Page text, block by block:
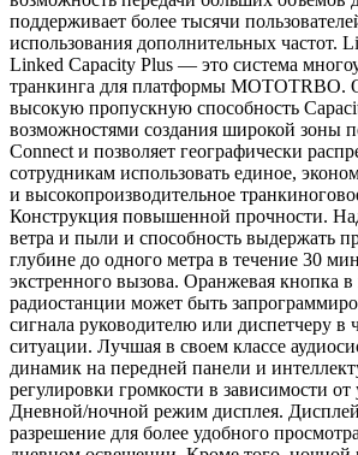
поддерживает более тысячи
использования дополнительных частот.
Linked Capacity Plus — это система
транкинга для платформы MOTOTRBO.
высокую пропускную способность
возможностями создания широкой зоны
Connect и позволяет географически
сотрудникам использовать единое,
и высокопроизводительное
Конструкция повышенной прочности.
ветра и пыли и способность выдержать
глубине до одного метра в течение 30
экстренного вызова. Оранжевая кнопка в
радиостанции может быть
сигнала руководителю или диспетчеру в
ситуации. Лучшая в своем классе
динамик на передней панели и
регулировки громкости в зависимости
Дневной/ночной режим дисплея.
разрешение для более удобного